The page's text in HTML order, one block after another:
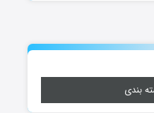
بندی